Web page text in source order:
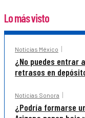
Lo más visto
Noticias México
¿No puedes entrar
retrasos en
Noticias Sonora
¿Podría formarse